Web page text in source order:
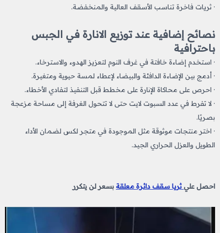
· ثريات فاخرة تناسب الأسقف العالية والمنخفضة.
نصائح إضافية عند توزيع الانارة في الجبس
باحترافية
· استخدم إضاءة خافتة في غرف النوم لتعزيز الهدوء والاسترخاء.
· أدمج بين الإضاءة الدافئة والبيضاء لإعطاء لمسة حيوية ومتغيرة.
· احرص على محاكاة الإنارة على مخطط قبل التنفيذ لتفادي الأخطاء.
· لا تفرط في عدد السبوت لايت حتى لا تتحول الغرفة إلى مساحة مزعجة
بصريًا.
· اختر منتجات موثوقة مثل الموجودة في متجر لكس لضمان الأداء
الطويل والعزل الحراري الجيد.
احصل علي ثريا سقف دائرة معلقة بسعر لن يتكرر